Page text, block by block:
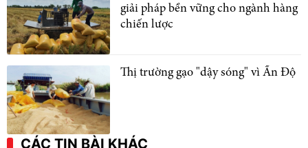
giải pháp bền vững cho ngành hàng
chiến lược
Thị trường gạo "dậy sóng" vì Ấn Độ
CÁC TIN BÀI KHÁC